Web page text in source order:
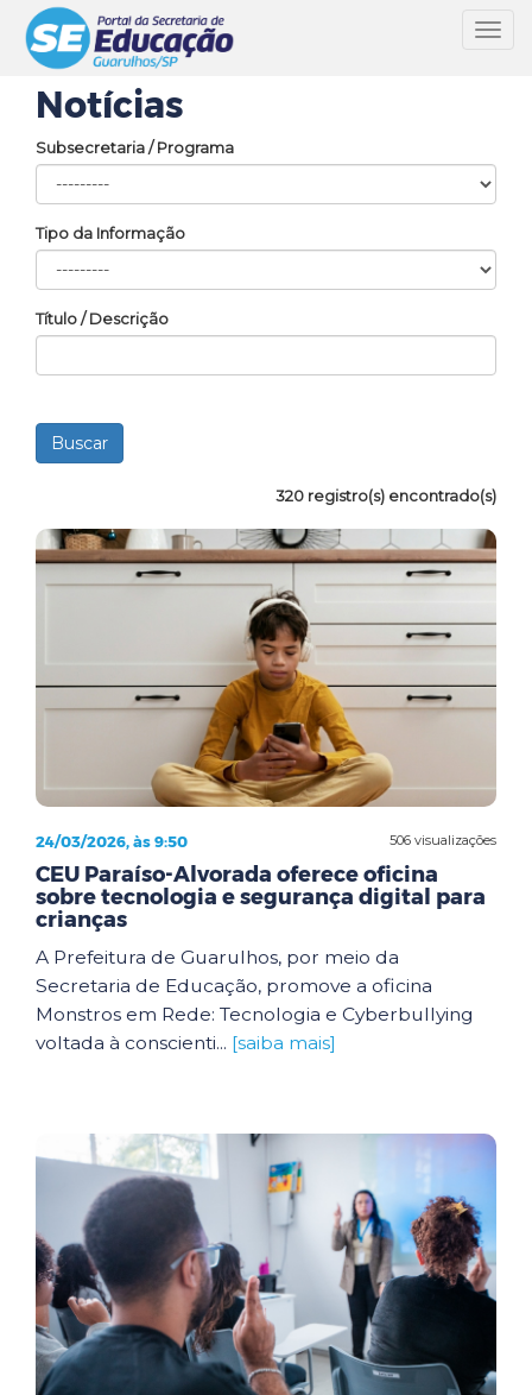
Notícias
Subsecretaria / Programa
Tipo da Informação
Título / Descrição
320 registro(s) encontrado(s)
506 visualizações
24/03/2026, às 9:50
CEU Paraíso-Alvorada oferece oficina
sobre tecnologia e segurança digital para
crianças
A Prefeitura de Guarulhos, por meio da
Secretaria de Educação, promove a oficina
Monstros em Rede: Tecnologia e Cyberbullying
voltada à conscienti... [saiba mais]